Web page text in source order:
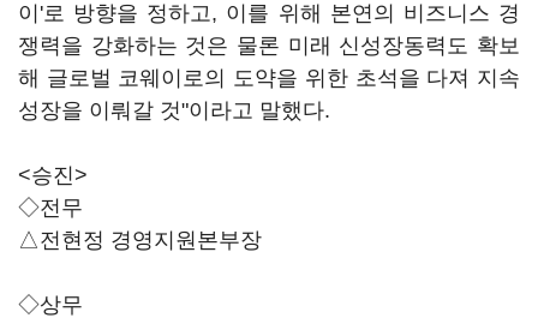
이'로 방향을 정하고, 이를 위해 본연의 비즈니스 경
쟁력을 강화하는 것은 물론 미래 신성장동력도 확보
해 글로벌 코웨이로의 도약을 위한 초석을 다져 지속
성장을 이뤄갈 것"이라고 말했다.
<승진>
◇전무
△전현정 경영지원본부장
◇상무